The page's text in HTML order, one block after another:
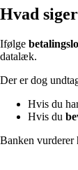
Hvad
Ifølge
datalæk.
Der er dog
Hvis du
Hvis du
Banken vurderer